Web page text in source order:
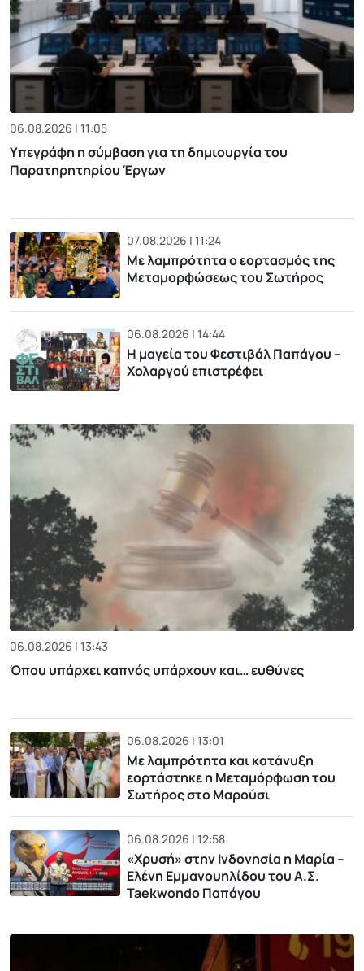
06.08.2026 | 11:05
Υπεγράφη η σύμβαση για τη δημιουργία του
Παρατηρητηρίου Έργων
07.08.2026 | 11:24
Με λαμπρότητα ο εορτασμός της
Μεταμορφώσεως του Σωτήρος
06.08.2026 | 14:44
Η μαγεία του Φεστιβάλ Παπάγου –
Χολαργού επιστρέφει
06.08.2026 | 13:43
Όπου υπάρχει καπνός υπάρχουν και… ευθύνες
06.08.2026 | 13:01
Με λαμπρότητα και κατάνυξη
εορτάστηκε η Μεταμόρφωση του
Σωτήρος στο Μαρούσι
06.08.2026 | 12:58
«Χρυσή» στην Ινδονησία η Μαρία –
Ελένη Εμμανουηλίδου του Α.Σ.
Taekwondo Παπάγου